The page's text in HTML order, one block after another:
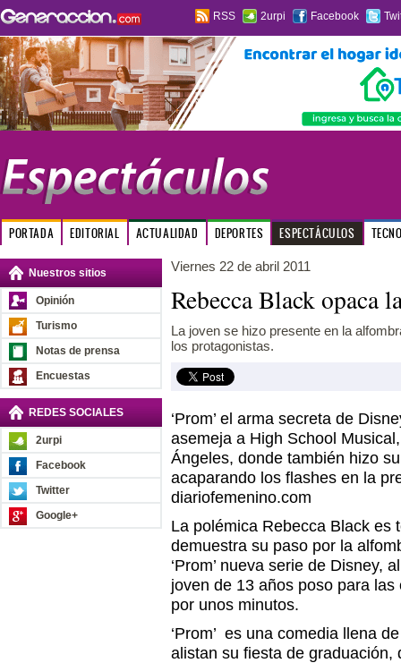
RSS 2urpi Facebook
PORTADA EDITORIAL ACTUALIDAD DEPORTES ESPECTÁCULOS
Nuestros sitios
Opinión
Turismo
Notas de prensa
Encuestas
REDES SOCIALES
2urpi
Facebook
Twitter
Google+
Viernes 22 de abril 2011
Rebecca Black opaca
La joven se hizo presente en la
los protagonistas.
‘Prom’ el arma secreta de
asemeja a High School
Ángeles, donde también hizo
acaparando los flashes en la
diariofemenino.com
La polémica Rebecca Black es
demuestra su paso por la
‘Prom’ nueva serie de Disney,
joven de 13 años poso para
por unos minutos.
‘Prom’ es una comedia llena
alistan su fiesta de graduación,